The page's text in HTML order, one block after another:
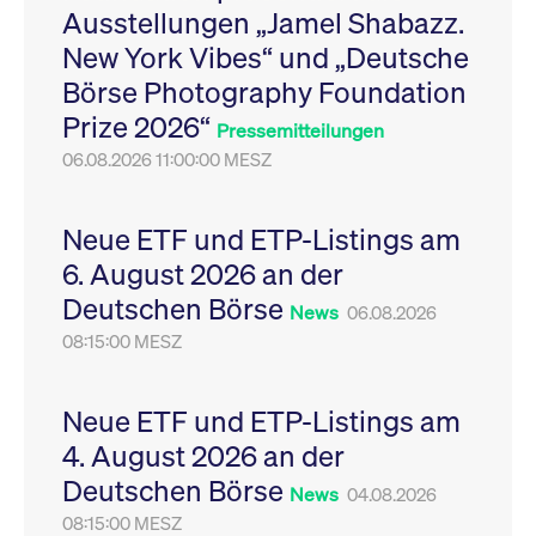
Ausstellungen „Jamel Shabazz.
New York Vibes“ und „Deutsche
Börse Photography Foundation
Prize 2026“ Pressemitteilungen
06.08.2026 11:00:00 MESZ
Neue ETF und ETP-Listings am
6. August 2026 an der
Deutschen Börse News 06.08.2026
08:15:00 MESZ
Neue ETF und ETP-Listings am
4. August 2026 an der
Deutschen Börse News 04.08.2026
08:15:00 MESZ
Leistung der Website
zu messen. Es handelt
sich um ein Muster-
Cookie, bei dem auf
das Präfix _pk_ses
eine kurze Reihe von
VISITOR_PRIVACY_METADATA
YouTube
.youtube.com
6
Monate
Dieses Cookie dient
Speicherung der
Einwilligungs- und
des Nutzers für ihre
Interaktion mit der
Sitzungen geehrt